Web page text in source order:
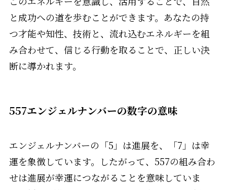
と成功への道を歩むことができます。あなたの持
つ才能や知性、技術と、流れ込むエネルギーを組
み合わせて、信じる行動を取ることで、正しい決
断に導かれます。
557エンジェルナンバーの数字の意味
エンジェルナンバーの「5」は進展を、「7」は幸
運を象徴しています。したがって、557の組み合わ
せは進展が幸運につながることを意味していま